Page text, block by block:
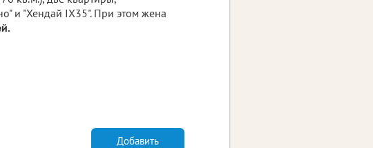
и "Хендай IX35". При этом жена
Добавить